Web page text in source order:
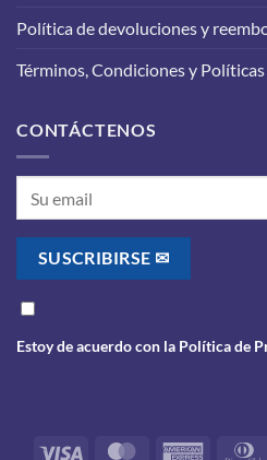
Política de devoluciones y
Términos, Condiciones y
CONTÁCTENOS
Estoy de acuerdo con la Política de
Visa MasterCardAmerican